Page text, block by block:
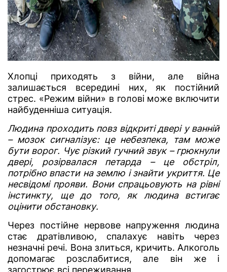
Хлопці приходять з війни, але війна
залишається всередині них, як постійний
стрес. «Режим війни» в голові може включити
найбуденніша ситуація.
Людина проходить повз відкриті двері у ванній
– мозок сигналізує: це небезпека, там може
бути ворог. Чує різкий гучний звук – грюкнули
двері, розірвалася петарда – це обстріл,
потрібно впасти на землю і знайти укриття. Це
несвідомі прояви. Вони спрацьовують на рівні
інстинкту, ще до того, як людина встигає
оцінити обстановку.
Через постійне нервове напруження людина
стає дратівливою, спалахує навіть через
незначні речі. Вона злиться, кричить. Алкоголь
допомагає розслабитися, але він же і